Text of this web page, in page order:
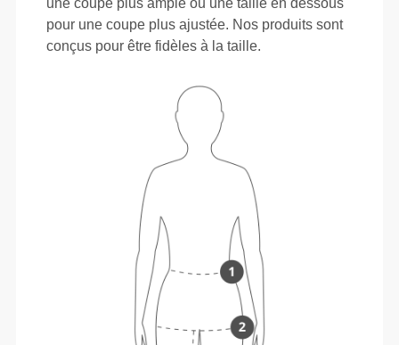
une coupe plus ample ou une taille en dessous
pour une coupe plus ajustée. Nos produits sont
conçus pour être fidèles à la taille.